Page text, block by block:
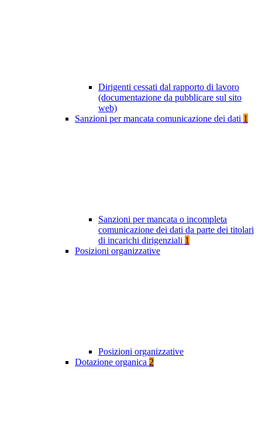
Dirigenti cessati dal rapporto di lavoro
(documentazione da pubblicare sul sito
web)
Sanzioni per mancata comunicazione dei dati 1
Sanzioni per mancata o incompleta
comunicazione dei dati da parte dei titolari
di incarichi dirigenziali 1
Posizioni organizzative
Posizioni organizzative
Dotazione organica 2